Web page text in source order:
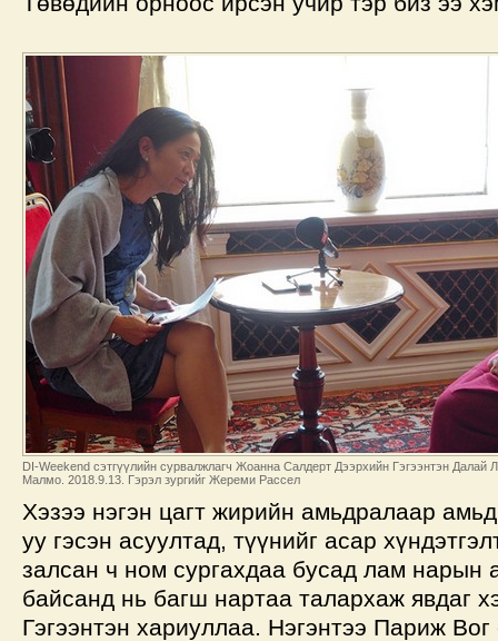
DI-Weekend сэтгүүлийн сурвалжлагч Жоанна Салдерт Дээрхийн Гэгээнтэн Далай
Малмо. 2018.9.13. Гэрэл зургийг Жереми Рассел
Хэзээ нэгэн цагт жирийн амьдралаар
уу гэсэн асуултад, түүнийг асар
залсан ч ном сургахдаа бусад лам нарын
байсанд нь багш нартаа талархаж явдаг
Гэгээнтэн хариуллаа. Нэгэнтээ Париж Вог